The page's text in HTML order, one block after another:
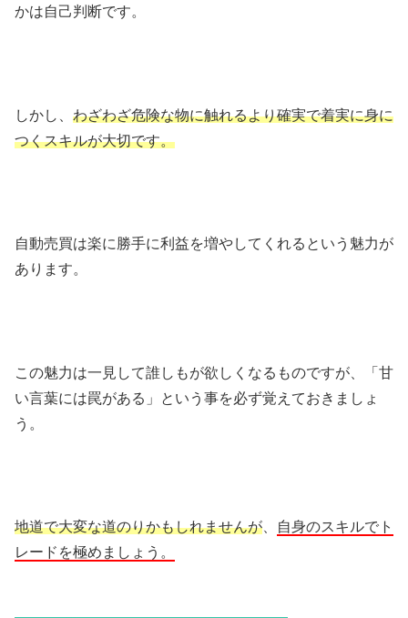
かは自己判断です。
しかし、 わざわざ危険な物に触れるより確実で着実に身に
つくスキルが大切です。
自動売買は楽に勝手に利益を増やしてくれるという魅力が
あります。
この魅力は一見して誰しもが欲しくなるものですが、「甘
い言葉には罠がある」という事を必ず覚えておきましょ
う。
地道で大変な道のりかもしれませんが、
自身のスキルでト
レードを極めましょう。